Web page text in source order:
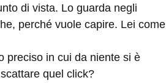
di vista. Lo guarda negli
perché vuole capire. Lei come
preciso in cui da niente si è
quel click?